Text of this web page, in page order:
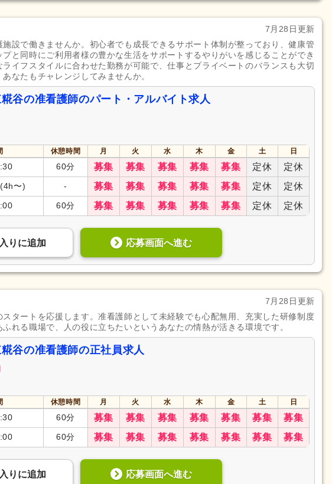
7月28日更新
設で働きませんか。初心者でも成長できるサポート体制が整っており、健康管
と同時にご利用者様の豊かな生活をサポートするやりがいを感じることができ
イフスタイルに合わせた勤務が可能で、仕事とプライベートのバランスも大切
なたもチャレンジしてみませんか。
谷の准看護師のパート・アルバイト求人
休憩時間 月 火 水 木 金 土 日
60分 募集 募集 募集 募集 募集 定休 定休
〜) - 募集 募集 募集 募集 募集 定休 定休
60分 募集 募集 募集 募集 募集 定休 定休
り に追加 応募画面へ進む
7月28日更新
タートを応援します。准看護師として未経験でも心配無用、充実した研修制度
れる職場で、人の役に立ちたいというあなたの情熱が活きる環境です。
谷の准看護師の正社員求人
休憩時間 月 火 水 木 金 土 日
60分 募集 募集 募集 募集 募集 募集 募集
60分 募集 募集 募集 募集 募集 募集 募集
り に追加 応募画面へ進む